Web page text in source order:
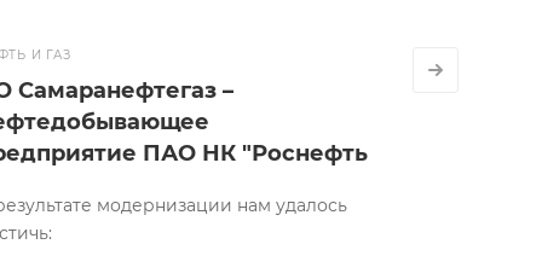
И ГАЗ
Самаранефтегаз –
ПАО НК "Роснефть
модернизации нам удалось
Емшина
014-83-95
ВОПРОС ЗАДАТЬ ВОПРОС